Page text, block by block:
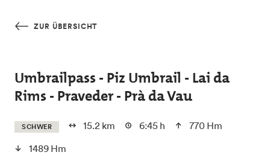
ZUR ÜBERSICHT
Umbrailpass - Piz Umbrail - Lai da
Rims - Praveder - Prà da Vau
SCHWER 15.2 km 6:45 h
770 Hm
1489 Hm